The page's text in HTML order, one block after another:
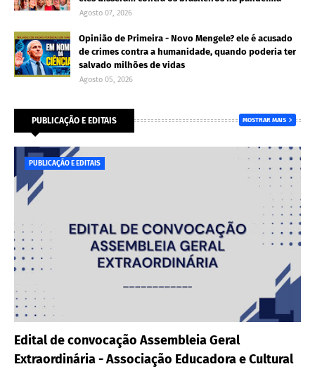
Agosto 07, 2026
Opinião de Primeira - Novo Mengele? ele é acusado
de crimes contra a humanidade, quando poderia ter
salvado milhões de vidas
Agosto 05, 2026
PUBLICAÇÃO E EDITAIS MOSTRAR MAIS
PUBLICAÇÃO E EDITAIS
Edital de convocação Assembleia Geral
Extraordinária - Associação Educadora e Cultural